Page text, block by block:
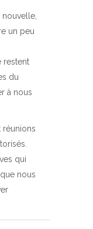
un peu
restent
du
à nous
réunions
qui
nous